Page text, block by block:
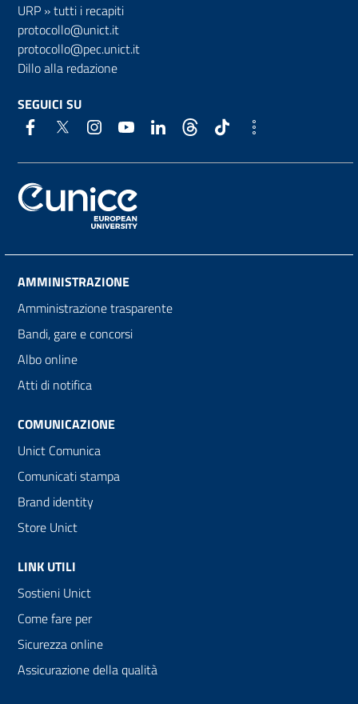
URP »tutti i recapiti
protocollo@unict.it
protocollo@pec.unict.it
Dillo alla redazione
SEGUICI SU
AMMINISTRAZIONE
Amministrazione trasparente
Bandi, gare e concorsi
Albo online
Atti di notifica
COMUNICAZIONE
Unict Comunica
Comunicati stampa
Brand identity
Store Unict
LINK UTILI
Sostieni Unict
Come fare per
Sicurezza online
Assicurazione della qualità